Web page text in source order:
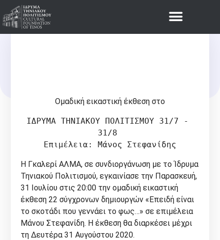
Ομαδική εικαστική έκθεση στο
ΙΔΡΥΜΑ ΤΗΝΙΑΚΟΥ ΠΟΛΙΤΙΣΜΟΥ 31/7 -
31/8
Επιμέλεια: Μάνος Στεφανίδης
Η Γκαλερί ΑΛΜΑ, σε συνδιοργάνωση με το Ίδρυμα
Τηνιακού Πολιτισμού, εγκαινίασε την Παρασκευή,
31 Ιουλίου στις 20:00 την ομαδική εικαστική
έκθεση 22 σύγχρονων δημιουργών «Επειδή είναι
το σκοτάδι που γεννάει το φως…» σε επιμέλεια
Μάνου Στεφανίδη. Η έκθεση θα διαρκέσει μέχρι
τη Δευτέρα 31 Αυγούστου 2020.